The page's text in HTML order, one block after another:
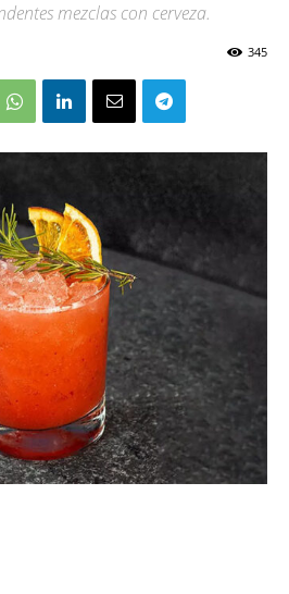
mezclas con cerveza.
345